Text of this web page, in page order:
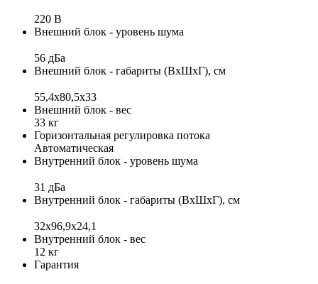
220 В
Внешний блок - уровень шума
56 дБа
Внешний блок - габариты (ВхШхГ), см
55,4x80,5x33
Внешний блок - вес
33 кг
Горизонтальная регулировка потока
Автоматическая
Внутренний блок - уровень шума
31 дБа
Внутренний блок - габариты (ВхШхГ), см
32x96,9x24,1
Внутренний блок - вес
12 кг
Гарантия